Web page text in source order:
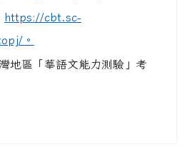
https://cbt.sc-
。
地區「華語文能力測驗」考